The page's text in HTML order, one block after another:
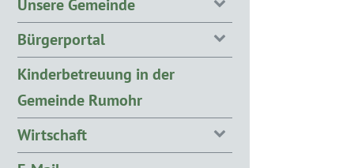
Unsere Gemeinde
Bürgerportal
Kinderbetreuung in der
Gemeinde Rumohr
Wirtschaft